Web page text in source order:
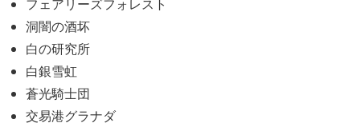
洞闇の酒坏
白の研究所
白銀雪虹
蒼光騎士団
交易港グラナダ